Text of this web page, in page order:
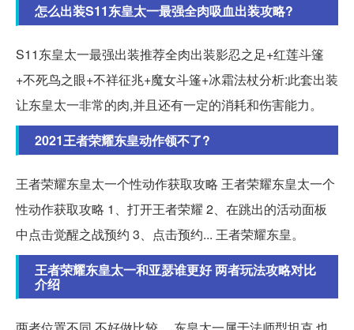
怎么出装S11东皇太一最强全肉吸血出装攻略?
S11东皇太一最强出装推荐全肉出装影忍之足+红莲斗篷
+不死鸟之眼+不祥征兆+魔女斗篷+冰霜法杖分析:此套出装
让东皇太一非常的肉,并且还有一定的消耗和伤害能力。
2021王者荣耀东皇动作领不了?
王者荣耀东皇太一个性动作获取攻略 王者荣耀东皇太一个
性动作获取攻略 1、打开王者荣耀 2、在跳出的活动面板
中点击觉醒之战预约 3、点击预约... 王者荣耀东皇。
王者荣耀东皇太一和亚瑟谁更好 两者玩法攻略对比
介绍